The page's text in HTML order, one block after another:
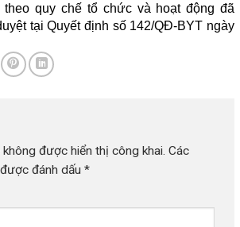
quy chế tổ chức và hoạt động đã
tại Quyết định số 142/QĐ-BYT ngày
được hiển thị công khai. Các
đánh dấu *